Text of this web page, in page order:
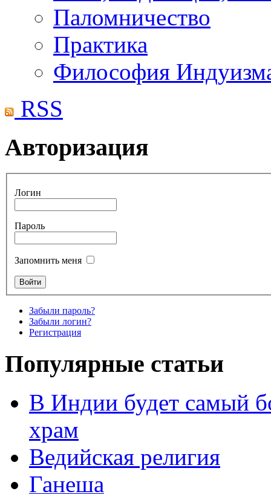
Паломничество
Практика
Философия
RSS
Авторизация
Логин
Пароль
Запомнить меня
Забыли пароль?
Забыли логин?
Регистрация
Популярные статьи
В Индии будет самый
храм
Ведийская религия
Ганеша